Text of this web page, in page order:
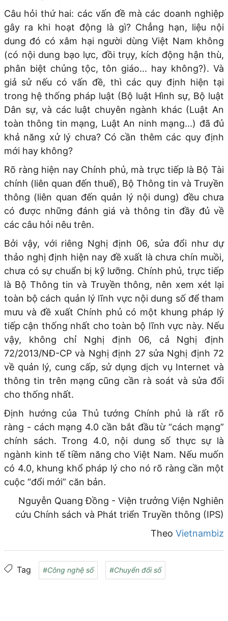
Câu hỏi thứ hai: các vấn đề mà các doanh nghiệp
gây ra khi hoạt động là gì? Chẳng hạn, liệu nội
dung đó có xâm hại người dùng Việt Nam không
(có nội dung bạo lực, đồi trụy, kích động hận thù,
phân biệt chủng tộc, tôn giáo... hay không?). Và
giả sử nếu có vấn đề, thì các quy định hiện tại
trong hệ thống pháp luật (Bộ luật Hình sự, Bộ luật
Dân sự, và các luật chuyên ngành khác (Luật An
toàn thông tin mạng, Luật An ninh mạng...) đã đủ
khả năng xử lý chưa? Có cần thêm các quy định
mới hay không?
Rõ ràng hiện nay Chính phủ, mà trực tiếp là Bộ Tài
chính (liên quan đến thuế), Bộ Thông tin và Truyền
thông (liên quan đến quản lý nội dung) đều chưa
có được những đánh giá và thông tin đầy đủ về
các câu hỏi nêu trên.
Bởi vậy, với riêng Nghị định 06, sửa đổi như dự
thảo nghị định hiện nay đề xuất là chưa chín muồi,
chưa có sự chuẩn bị kỹ lưỡng. Chính phủ, trực tiếp
là Bộ Thông tin và Truyền thông, nên xem xét lại
toàn bộ cách quản lý lĩnh vực nội dung số để tham
mưu và đề xuất Chính phủ có một khung pháp lý
tiếp cận thống nhất cho toàn bộ lĩnh vực này. Nếu
vậy, không chỉ Nghị định 06, cả Nghị định
72/2013/NĐ-CP và Nghị định 27 sửa Nghị định 72
về quản lý, cung cấp, sử dụng dịch vụ Internet và
thông tin trên mạng cũng cần rà soát và sửa đổi
cho thống nhất.
Định hướng của Thủ tướng Chính phủ là rất rõ
ràng - cách mạng 4.0 cần bắt đầu từ “cách mạng”
chính sách. Trong 4.0, nội dung số thực sự là
ngành kinh tế tiềm năng cho Việt Nam. Nếu muốn
có 4.0, khung khổ pháp lý cho nó rõ ràng cần một
cuộc “đổi mới” căn bản.
Nguyễn Quang Đồng - Viện trưởng Viện Nghiên
cứu Chính sách và Phát triển Truyền thông (IPS)
Theo Vietnambiz
Tag #Công nghệ số #Chuyển đổi số